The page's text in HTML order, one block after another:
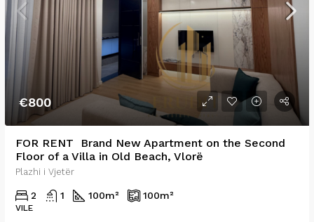
€800
FOR RENT Brand New Apartment on the Second
Floor of a Villa in Old Beach, Vlorë
Plazhi i Vjetër
2 1 100m² 100m²
VILE